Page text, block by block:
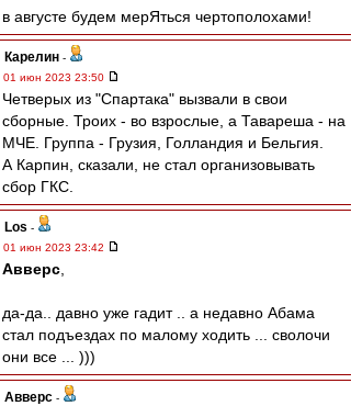
в августе будем мерЯться чертополохами!
Карелин -
01 июн 2023 23:50
Четверых из "Спартака" вызвали в свои
сборные. Троих - во взрослые, а Тавареша - на
МЧЕ. Группа - Грузия, Голландия и Бельгия.
А Карпин, сказали, не стал организовывать
сбор ГКС.
Los -
01 июн 2023 23:42
Авверс
да-да.. давно уже гадит .. а недавно Абама
стал подъездах по малому ходить ... сволочи
они все ... )))
Авверс -